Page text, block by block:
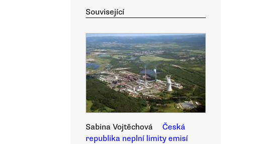
Související
Sabina Vojtěchová
Česká
republika neplní limity emisí